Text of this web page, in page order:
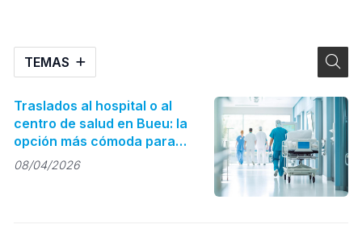
TEMAS
Traslados al hospital o al
centro de salud en Bueu: la
opción más cómoda para
personas mayores
08/04/2026